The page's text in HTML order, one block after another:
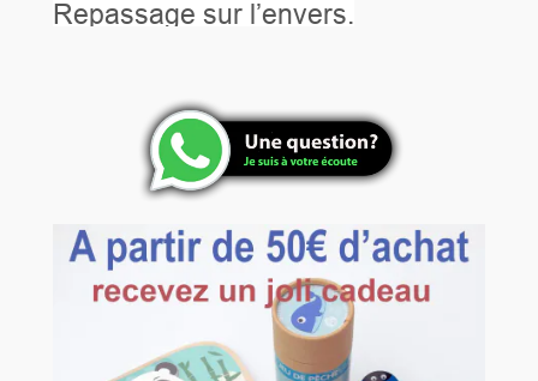
Repassage sur l’envers.